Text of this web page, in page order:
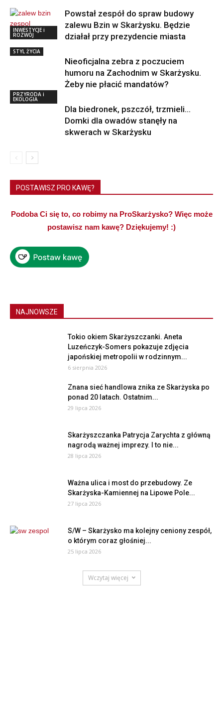
INWESTYCJE i
ROZWÓJ
Powstał zespół do spraw budowy
zalewu Bzin w Skarżysku. Będzie
działał przy prezydencie miasta
STYL ŻYCIA
Nieoficjalna zebra z poczuciem
humoru na Zachodnim w Skarżysku.
Żeby nie płacić mandatów?
PRZYRODA i
EKOLOGIA
Dla biedronek, pszczół, trzmieli…
Domki dla owadów stanęły na
skwerach w Skarżysku
POSTAWISZ PRO KAWĘ?
Podoba Ci się to, co robimy na ProSkarżysko? Więc może
postawisz nam kawę? Dziękujemy! :)
NAJNOWSZE
Tokio okiem Skarżyszczanki. Aneta
Luzeńczyk-Somers pokazuje zdjęcia
japońskiej metropolii w rodzinnym...
6 sierpnia 2026
Znana sieć handlowa znika ze Skarżyska po
ponad 20 latach. Ostatnim...
29 lipca 2026
Skarżyszczanka Patrycja Zarychta z główną
nagrodą ważnej imprezy. I to nie...
28 lipca 2026
Ważna ulica i most do przebudowy. Ze
Skarżyska-Kamiennej na Lipowe Pole...
27 lipca 2026
S/W – Skarżysko ma kolejny ceniony zespół,
o którym coraz głośniej...
25 lipca 2026
Wczytaj więcej